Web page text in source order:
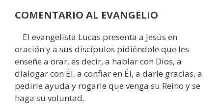
COMENTARIO AL EVANGELIO
El evangelista Lucas presenta a Jesús en
oración y a sus discípulos pidiéndole que les
enseñe a orar, es decir, a hablar con Dios, a
dialogar con Él, a confiar en Él, a darle gracias, a
pedirle ayuda y rogarle que venga su Reino y se
haga su voluntad.